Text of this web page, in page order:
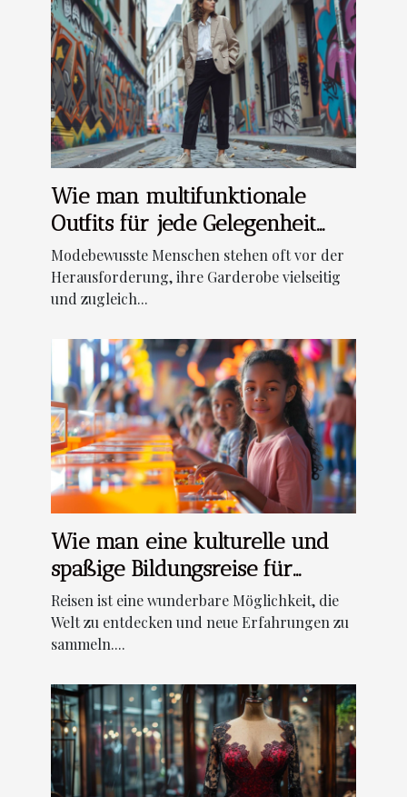
Wie man multifunktionale
Outfits für jede Gelegenheit
stylt
Modebewusste Menschen stehen oft vor der
Herausforderung, ihre Garderobe vielseitig
und zugleich...
Wie man eine kulturelle und
spaßige Bildungsreise für
Kinder gestaltet
Reisen ist eine wunderbare Möglichkeit, die
Welt zu entdecken und neue Erfahrungen zu
sammeln....